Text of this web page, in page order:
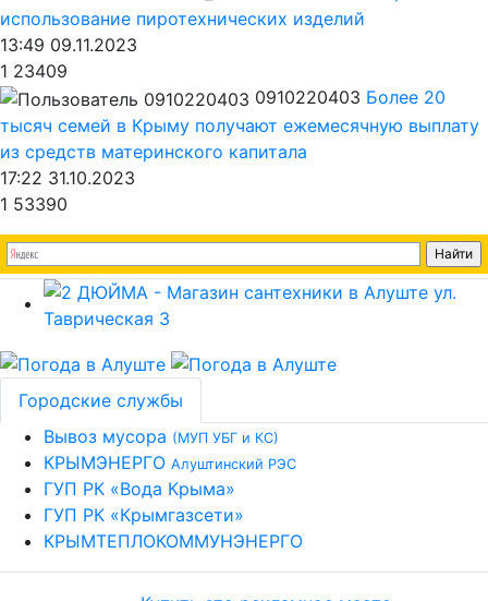
использование пиротехнических изделий
13:49 09.11.2023
1 23409
0910220403 Более 20
тысяч семей в Крыму получают ежемесячную выплату
из средств материнского капитала
17:22 31.10.2023
1 53390
Городские службы
Вывоз мусора (МУП УБГ и КС)
КРЫМЭНЕРГО Алуштинский РЭС
ГУП РК «Вода Крыма»
ГУП РК «Крымгазсети»
КРЫМТЕПЛОКОММУНЭНЕРГО